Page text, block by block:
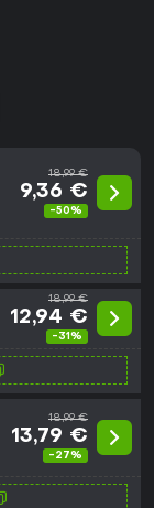
18,99 €
9,36 €
-50%
18,99 €
12,94 €
-31%
18,99 €
13,79 €
-27%